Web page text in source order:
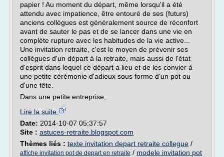
papier ! Au moment du départ, même lorsqu'il a été
attendu avec impatience, être entouré de ses (futurs)
anciens collègues est généralement source de réconfort
avant de sauter le pas et de se lancer dans une vie en
complète rupture avec les habitudes de la vie active...
Une invitation retraite, c'est le moyen de prévenir ses
collègues d'un départ à la retraite, mais aussi de l'état
d'esprit dans lequel ce départ a lieu et de les convier à
une petite cérémonie d'adieux sous forme d'un pot ou
d'une fête.
Dans une petite entreprise,...
Lire la suite
Date: 2014-10-07 05:37:57
Site : astuces-retraite.blogspot.com
Thèmes liés : texte invitation depart retraite collegue /
affiche invitation pot de depart en retraite / modele invitation pot